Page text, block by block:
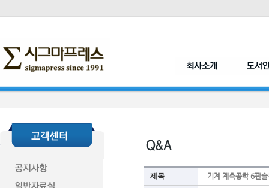
제목 기계 계측공학 6판